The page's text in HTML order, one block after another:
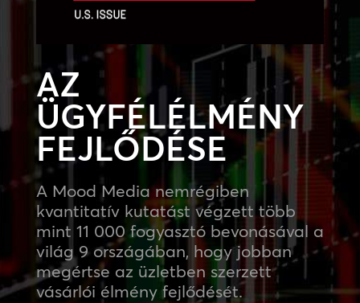
AZ
ÜGYFÉLÉLMÉNY
FEJLŐDÉSE
A Mood Media nemrégiben
kvantitatív kutatást végzett több
mint 11 000 fogyasztó bevonásával a
világ 9 országában, hogy jobban
megértse az üzletben szerzett
vásárlói élmény fejlődését.